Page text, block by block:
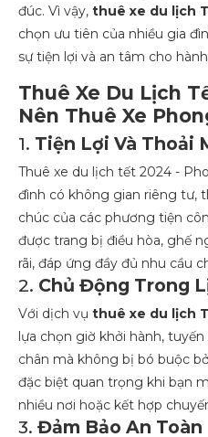
đúc. Vì vậy, thuê xe du lịch
chọn ưu tiên của nhiều gia
sự tiện lợi và an tâm cho
Thuê Xe Du Lịch
Nên Thuê Xe
1. Tiện Lợi Và Thoải
Thuê xe du lịch tết 2024 -
đình có không gian riêng tư,
chúc của các phương tiện
được trang bị điều hòa, ghế
rãi, đáp ứng đầy đủ nhu cầu
2. Chủ Động Trong
Với dịch vụ thuê xe du lịch
lựa chọn giờ khởi hành,
chân mà không bị bó buộc
đặc biệt quan trọng khi bạn
nhiều nơi hoặc kết hợp
3. Đảm Bảo An Toàn